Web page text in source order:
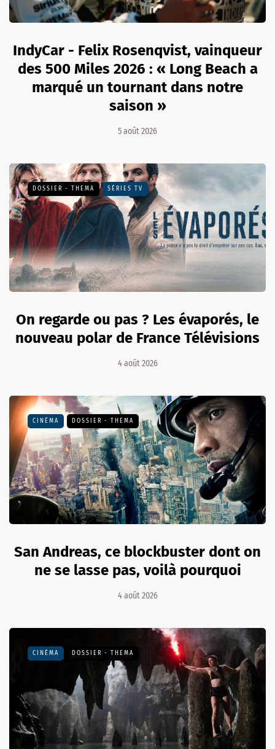
IndyCar - Felix Rosenqvist, vainqueur
des 500 Miles 2026 : « Long Beach a
marqué un tournant dans notre
saison »
5 août 2026
DOSSIER - THEMA SÉRIES TV
On regarde ou pas ? Les évaporés, le
nouveau polar de France Télévisions
4 août 2026
CINÉMA DOSSIER - THEMA
San Andreas, ce blockbuster dont on
ne se lasse pas, voilà pourquoi
4 août 2026
CINÉMA DOSSIER - THEMA